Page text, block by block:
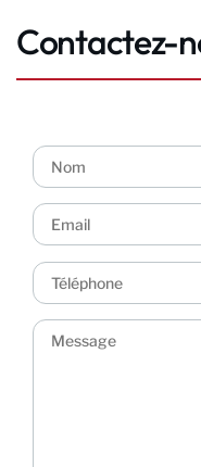
Contactez-